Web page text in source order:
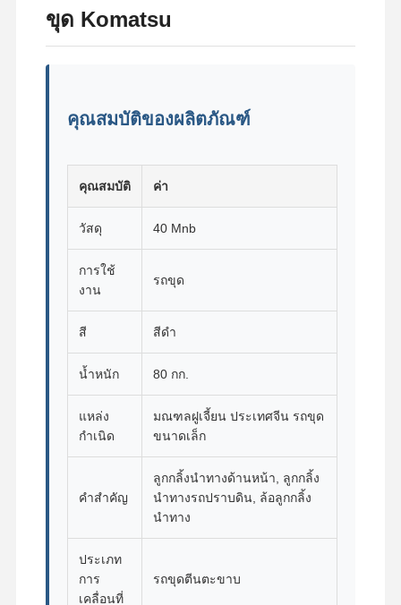
ขุด Komatsu
คุณสมบัติของผลิตภัณฑ์
คุณสมบัติ ค่า
วัสดุ 40 Mnb
การใช้
งาน
รถขุด
สี สีดำ
น้ำหนัก 80 กก.
แหล่ง
กำเนิด
มณฑลฝูเจี้ยน ประเทศจีน รถขุด
ขนาดเล็ก
คำสำคัญ
ลูกกลิ้งนำทางด้านหน้า, ลูกกลิ้ง
นำทางรถปราบดิน, ล้อลูกกลิ้ง
นำทาง
ประเภท
การ
เคลื่อนที่
รถขุดตีนตะขาบ